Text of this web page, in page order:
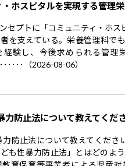
・ホスピタルを実現する管理
セプトに「コミュニティ・ホス
を支えている。栄養管理科で
経験し、今後求められる管理
････（2026-08-06）
力防止法について教えてくださ
力防止法について教えてくださ
も性暴力防止法」とはどのよ